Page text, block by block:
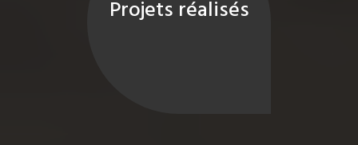
Projets réalisés